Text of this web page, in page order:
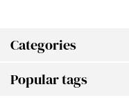
Categories
Popular tags